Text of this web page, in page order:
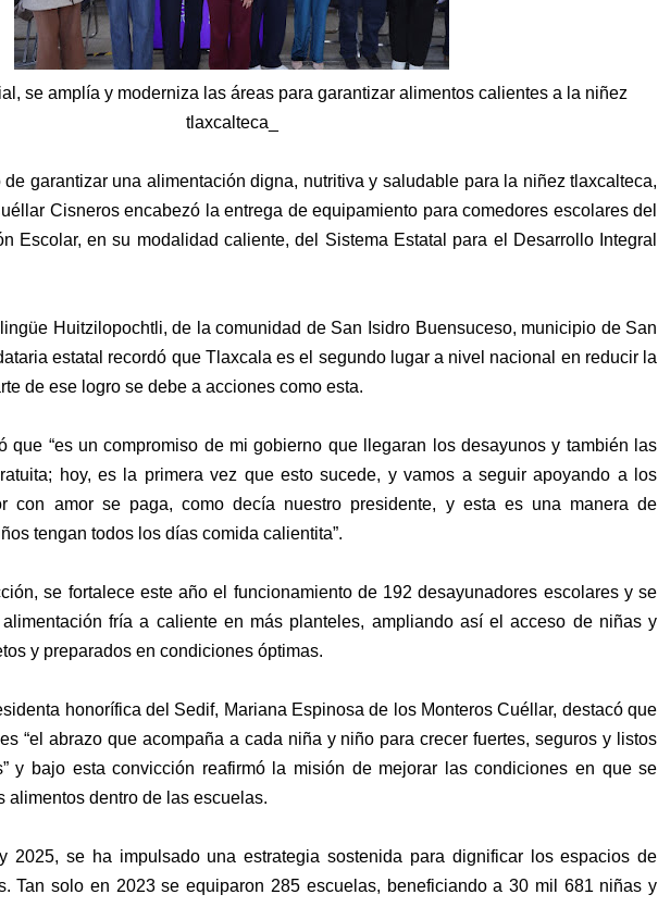
se amplía y moderniza las áreas para garantizar alimentos calientes a la niñez
tlaxcalteca_
garantizar una alimentación digna, nutritiva y saludable para la niñez tlaxcalteca,
Cisneros encabezó la entrega de equipamiento para comedores escolares del
Escolar, en su modalidad caliente, del Sistema Estatal para el Desarrollo Integral
Huitzilopochtli, de la comunidad de San Isidro Buensuceso, municipio de San
estatal recordó que Tlaxcala es el segundo lugar a nivel nacional en reducir la
de ese logro se debe a acciones como esta.
que “es un compromiso de mi gobierno que llegaran los desayunos y también las
hoy, es la primera vez que esto sucede, y vamos a seguir apoyando a los
con amor se paga, como decía nuestro presidente, y esta es una manera de
tengan todos los días comida calientita”.
se fortalece este año el funcionamiento de 192 desayunadores escolares y se
fría a caliente en más planteles, ampliando así el acceso de niñas y
y preparados en condiciones óptimas.
honorífica del Sedif, Mariana Espinosa de los Monteros Cuéllar, destacó que
“el abrazo que acompaña a cada niña y niño para crecer fuertes, seguros y listos
y bajo esta convicción reafirmó la misión de mejorar las condiciones en que se
alimentos dentro de las escuelas.
2025, se ha impulsado una estrategia sostenida para dignificar los espacios de
Tan solo en 2023 se equiparon 285 escuelas, beneficiando a 30 mil 681 niñas y